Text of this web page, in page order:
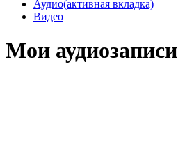
Аудио(активная вкладка)
Видео
Мои аудиозаписи